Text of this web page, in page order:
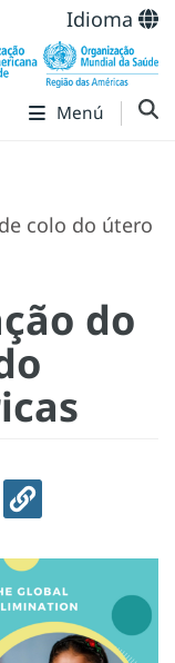
Idioma
Menú
colo do útero
do